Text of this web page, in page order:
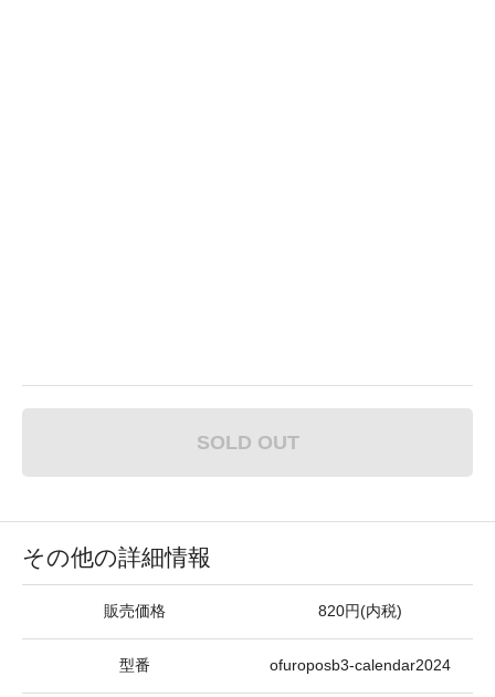
SOLD OUT
その他の詳細情報
販売価格 820円(内税)
型番 ofuroposb3-calendar2024